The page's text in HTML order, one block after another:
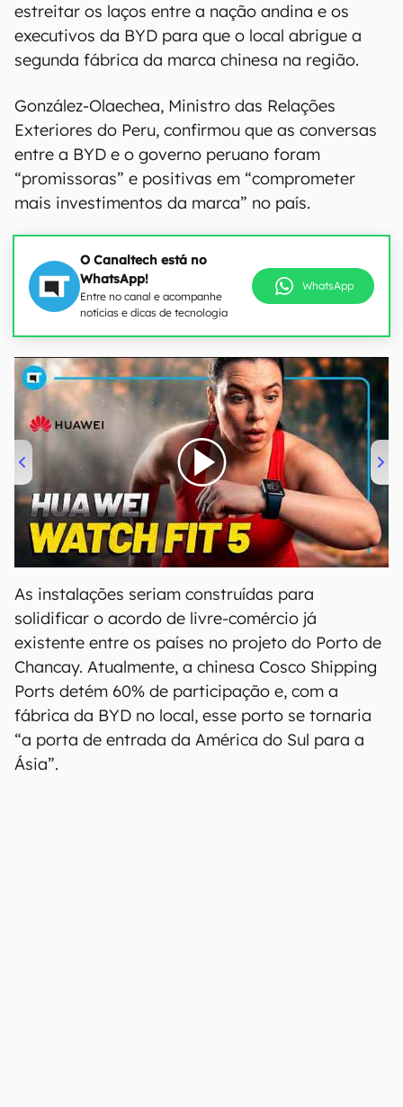
estreitar os laços entre a nação andina e os
executivos da BYD para que o local abrigue a
segunda fábrica da marca chinesa na região.
González-Olaechea, Ministro das Relações
Exteriores do Peru, confirmou que as conversas
entre a BYD e o governo peruano foram
“promissoras” e positivas em “comprometer
mais investimentos da marca” no país.
O Canaltech está no
WhatsApp!
Entre no canal e acompanhe
notícias e dicas de tecnologia
WhatsApp
00:00/04:51
As instalações seriam construídas para
solidificar o acordo de livre-comércio já
existente entre os países no projeto do Porto de
Chancay. Atualmente, a chinesa Cosco Shipping
Ports detém 60% de participação e, com a
fábrica da BYD no local, esse porto se tornaria
“a porta de entrada da América do Sul para a
Ásia”.